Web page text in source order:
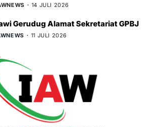
14 JULI 2026
Gerudug Alamat Sekretariat GPBJ
11 JULI 2026